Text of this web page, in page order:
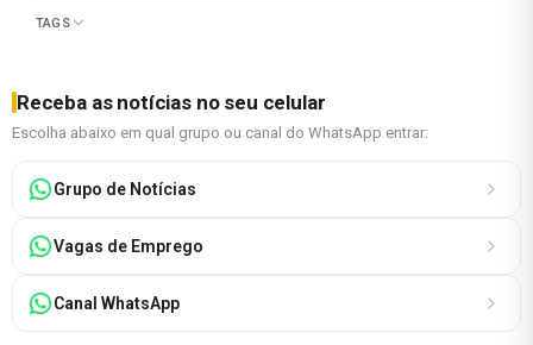
TAGS
Receba as notícias no seu celular
Escolha abaixo em qual grupo ou canal do WhatsApp entrar:
Grupo de Notícias
Vagas de Emprego
Canal WhatsApp